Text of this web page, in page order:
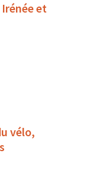
et
vélo,